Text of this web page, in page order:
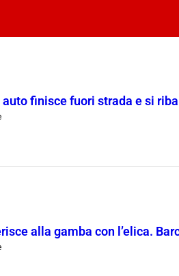
finisce fuori strada e si
alla gamba con l’elica.